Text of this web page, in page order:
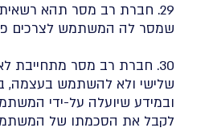
29. חברת רב מסר תהא
שמסר לה המשתמש לצרכים
30. חברת רב מסר מתחייבת
שלישי ולא להשתמש בעצמה,
ובמידע שיועלה על-ידי
לקבל את הסכמתו של